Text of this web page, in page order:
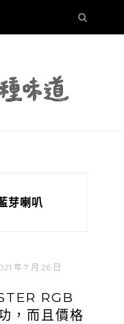
芽喇叭
年 7 月 26 日
RGB
，而且價格